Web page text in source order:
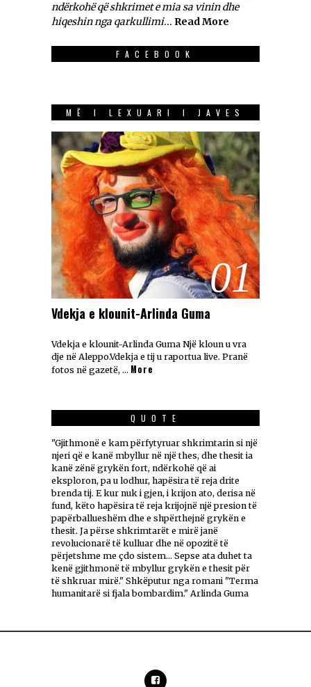
ndërkohë që shkrimet e mia sa vinin dhe
hiqeshin nga qarkullimi... Read More
FACEBOOK
MË I LEXUARI I JAVES
01
Vdekja e klounit-Arlinda Guma
Vdekja e klounit-Arlinda Guma Një kloun u vra
dje në Aleppo.Vdekja e tij u raportua live. Pranë
fotos në gazetë, … More
QUOTE
"Gjithmonë e kam përfytyruar shkrimtarin si një
njeri që e kanë mbyllur në një thes, dhe thesit ia
kanë zënë grykën fort, ndërkohë që ai
eksploron, pa u lodhur, hapësira të reja drite
brenda tij. E kur nuk i gjen, i krijon ato, derisa në
fund, këto hapësira të reja krijojnë një presion të
papërballueshëm dhe e shpërthejnë grykën e
thesit. Ja përse shkrimtarët e mirë janë
revolucionarë të kulluar dhe në opozitë të
përjetshme me çdo sistem... Sepse ata duhet ta
kenë gjithmonë të mbyllur grykën e thesit për
të shkruar mirë." Shkëputur nga romani "Terma
humanitarë si fjala bombardim." Arlinda Guma